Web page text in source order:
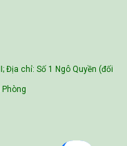
Địa chỉ: Số 1 Ngô Quyền (đối